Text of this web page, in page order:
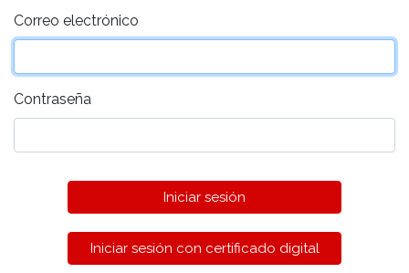
Correo electrónico
Contraseña